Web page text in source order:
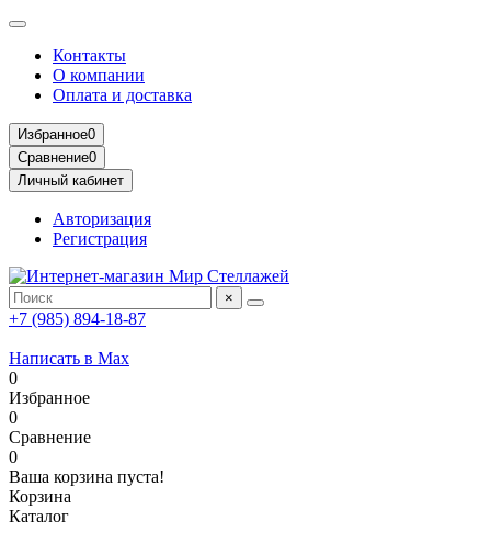
Контакты
О компании
Оплата и доставка
Избранное0
Сравнение0
Личный кабинет
Авторизация
Регистрация
×
+7 (985) 894-18-87
Написать в Max
0
Избранное
0
Сравнение
0
Ваша корзина пуста!
Корзина
Каталог